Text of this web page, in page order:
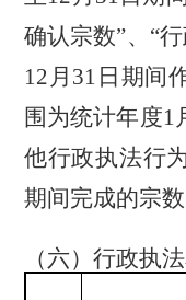
确认宗数”、“
12 月 31 日 期间
围为统计年度1
他行政执法行
期间完成的宗数
（六） 行政执